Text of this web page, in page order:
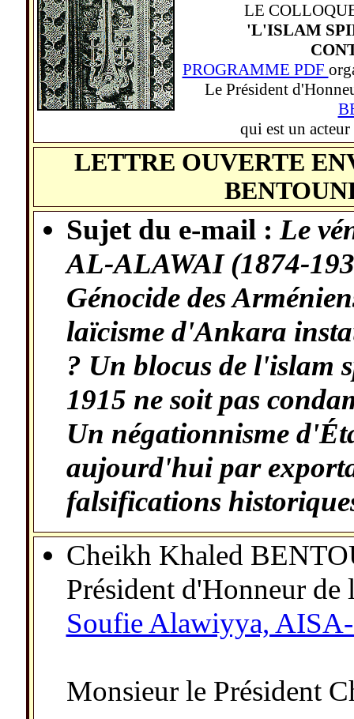
LE
'L'ISLAM
PROGRAMME PDF
Le Président
qui est un
LETTRE OUVERTE
Sujet du e-mail : Le
AL-ALAWAI (1874-
Génocide des
laïcisme d'Ankara
? Un blocus de l'islam
1915 ne soit pas
Un négationnisme
aujourd'hui par
falsifications
Cheikh Khaled
Président d'Honneur de
Soufie Alawiyya,
Monsieur le Président